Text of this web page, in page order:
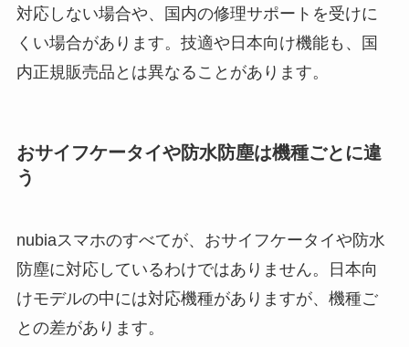
対応しない場合や、国内の修理サポートを受けに
くい場合があります。技適や日本向け機能も、国
内正規販売品とは異なることがあります。
おサイフケータイや防水防塵は機種ごとに違
う
nubiaスマホのすべてが、おサイフケータイや防水
防塵に対応しているわけではありません。日本向
けモデルの中には対応機種がありますが、機種ご
との差があります。